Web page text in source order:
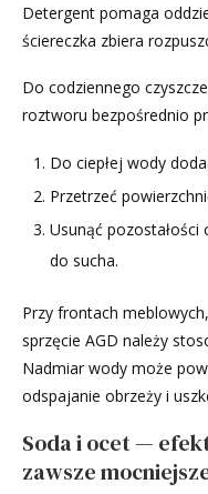
Detergent pomaga
ściereczka zbiera
Do codziennego
roztworu bezpośrednio
Do ciepłej wody
Przetrzeć
Usunąć
do sucha.
Przy frontach
sprzęcie AGD należy
Nadmiar wody może
odspajanie obrzeży i
Soda i ocet —
zawsze